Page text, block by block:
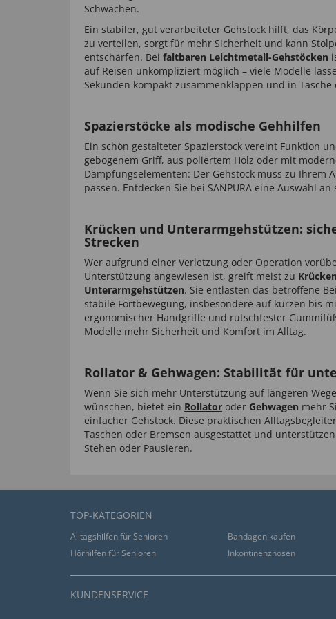
Schwächen.
Ein stabiler, gut verarbeiteter Gehstock hilft, das
zu verteilen, sorgt für mehr Sicherheit und kann
entschärfen. Bei faltbaren Leichtmetall-Gehstöcken
auf Reisen unkompliziert möglich – viele Modelle
Sekunden kompakt zusammenklappen und in Tasche
Spazierstöcke als modische Gehhilfen
Ein schön gestalteter Spazierstock vereint Funktion
gebogenem Griff, aus poliertem Holz oder mit
Dämpfungselementen: Der Gehstock muss zu Ihrem
passen. Entdecken Sie bei SANPURA eine Auswahl
Krücken und Unterarmgehstützen:
Strecken
Wer aufgrund einer Verletzung oder Operation
Unterstützung angewiesen ist, greift meist zu Krücken
Unterarmgehstützen. Sie entlasten das betroffene
stabile Fortbewegung, insbesondere auf kurzen bis
ergonomischer Handgriffe und rutschfester
Modelle mehr Sicherheit und Komfort im Alltag.
Rollator & Gehwagen: Stabilität für
Wenn Sie sich mehr Unterstützung auf längeren
wünschen, bietet ein Rollator oder Gehwagen mehr
einfacher Gehstock. Diese praktischen
Taschen oder Bremsen ausgestattet und
Stehen oder Pausieren.
TOP-KATEGORIEN
Alltagshilfen für Senioren Bandagen kaufen
Hörhilfen für Senioren
Inkontinenzhosen
KUNDENSERVICE